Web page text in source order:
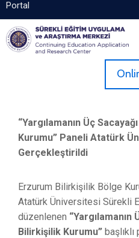
Portal
“Yargılamanın Üç
Kurumu” Paneli Atatürk
Gerçekleştirildi
Erzurum Bilirkişilik Bölge
Atatürk Üniversitesi Sürekli
düzenlenen “Yargılamanın
Bilirkişilik Kurumu”